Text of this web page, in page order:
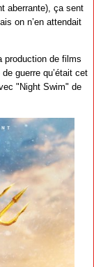
aberrante), ça sent
on n’en attendait
production de films
guerre qu’était cet
"Night Swim" de